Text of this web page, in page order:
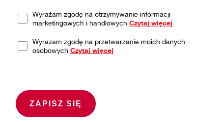
Wyrażam zgodę na otrzymywanie informacji
marketingowych i handlowych Czytaj więcej
Wyrażam zgodę na przetwarzanie moich danych
osobowych Czytaj więcej